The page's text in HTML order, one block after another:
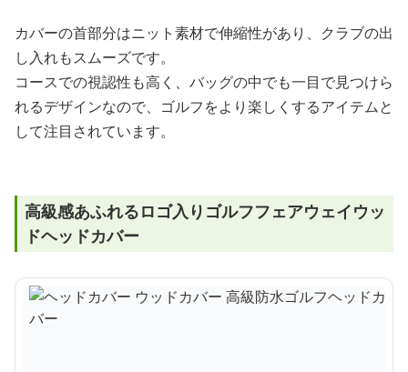
カバーの首部分はニット素材で伸縮性があり、クラブの出
し入れもスムーズです。
コースでの視認性も高く、バッグの中でも一目で見つけら
れるデザインなので、ゴルフをより楽しくするアイテムと
して注目されています。
高級感あふれるロゴ入りゴルフフェアウェイウッ
ドヘッドカバー